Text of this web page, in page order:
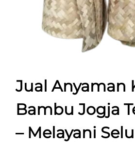
Jual Anyaman
Bambu Jogja
– Melayani